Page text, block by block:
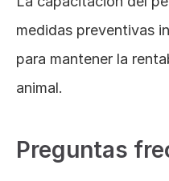
medidas preventivas
para mantener la
animal.
Preguntas